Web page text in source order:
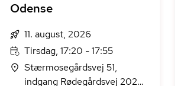
Odense
11. august, 2026
Tirsdag, 17:20 - 17:55
Stærmosegårdsvej 51,
indgang Rødegårdsvej 202,